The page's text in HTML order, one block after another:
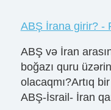
ABŞ İrana girir? -
ABŞ və İran
boğazı quru
olacaqmı?Artıq
ABŞ-İsrail- İran